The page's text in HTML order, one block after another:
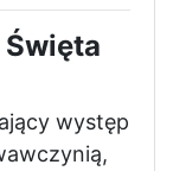
występ